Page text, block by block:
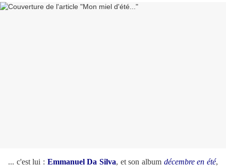
... c'est lui : Emmanuel Da Silva, et son album décembre en été,